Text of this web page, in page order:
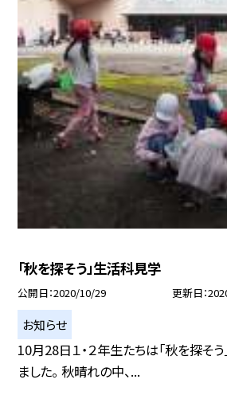
「秋を探そう」生活科見学
公開日 2020/10/29 更新日
お知らせ
10月28日１・２年生たちは「秋を探そ
ました。 秋晴れの中、...